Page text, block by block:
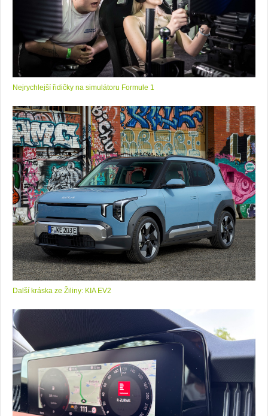
Nejrychlejší řidičky na simulátoru Formule 1
Další kráska ze Žiliny: KIA EV2